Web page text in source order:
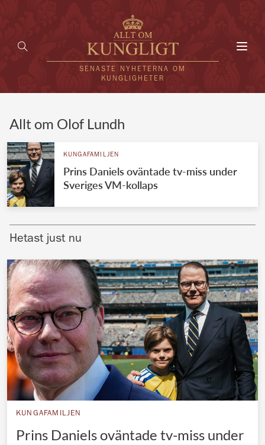
SENASTE NYHETERNA OM
KUNGLIGHETER
UTLÄNDSKT
VÄRLDENS KUNGAHUS
Brittiska kungahuset
Norska kungahuset
Danska kungahuset
Spanska kungahuset
Nederländska kungahuset
Belgiska kungahuset
Jordanska kungahuset
Luxemburgska storhertighuset
Japanska kejsarhuset
Allt om Olof Lundh
KUNGAFAMILJEN
Prins Daniels oväntade tv-miss under
Sveriges VM-kollaps
Hetast just nu
KUNGAFAMILJEN
Prins Daniels oväntade tv-miss under